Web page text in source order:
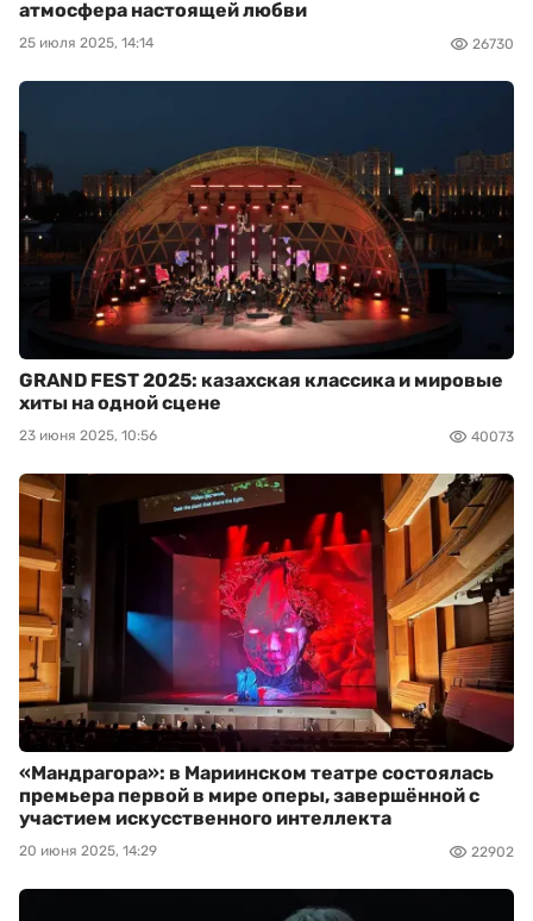
атмосфера настоящей любви
25 июля 2025, 14:14 26730
GRAND FEST 2025: казахская классика и мировые
хиты на одной сцене
23 июня 2025, 10:56 40073
«Мандрагора»: в Мариинском театре состоялась
премьера первой в мире оперы, завершённой с
участием искусственного интеллекта
20 июня 2025, 14:29 22902